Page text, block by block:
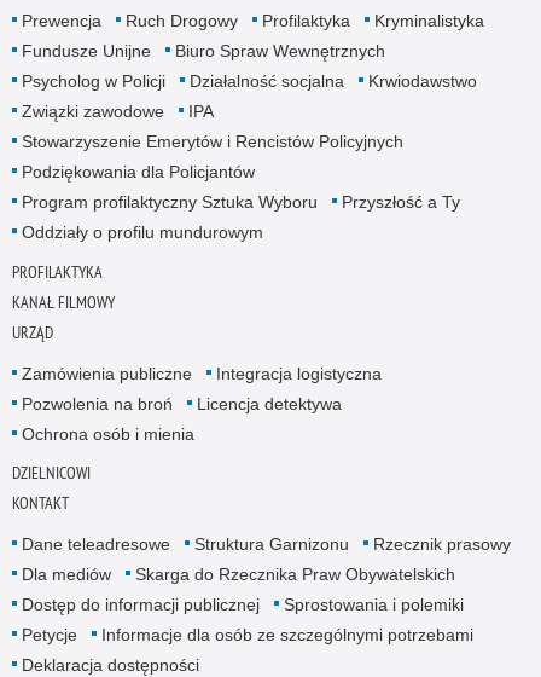
Prewencja Ruch Drogowy Profilaktyka
Kryminalistyka
Fundusze Unijne
Biuro Spraw Wewnętrznych
Psycholog w Policji
Działalność socjalna
Krwiodawstwo
Związki zawodowe
IPA
Stowarzyszenie Emerytów i Rencistów Policyjnych
Podziękowania dla Policjantów
Program profilaktyczny Sztuka Wyboru
Przyszłość a Ty
Oddziały o profilu mundurowym
PROFILAKTYKA
KANAŁ FILMOWY
URZĄD
Zamówienia publiczne
Integracja logistyczna
Pozwolenia na broń
Licencja detektywa
Ochrona osób i mienia
DZIELNICOWI
KONTAKT
Dane teleadresowe Struktura Garnizonu
Rzecznik prasowy
Dla mediów
Skarga do Rzecznika Praw Obywatelskich
Dostęp do informacji publicznej
Sprostowania i polemiki
Petycje
Informacje dla osób ze szczególnymi potrzebami
Deklaracja dostępności